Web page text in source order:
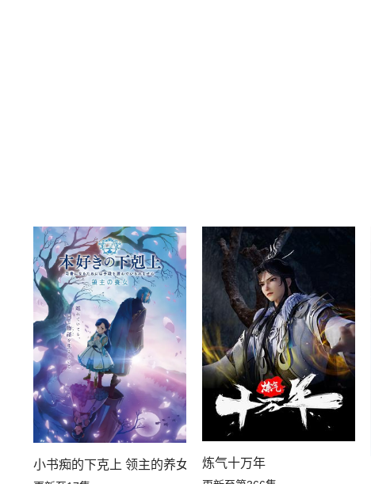
小书痴的下克上 领主的养女 炼气十万年